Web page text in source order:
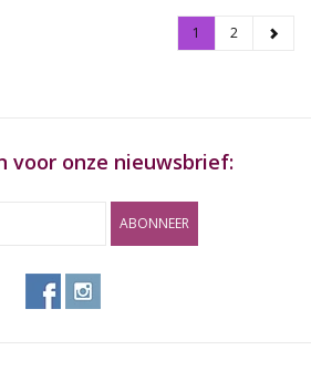
1 2
voor onze nieuwsbrief:
ABONNEER